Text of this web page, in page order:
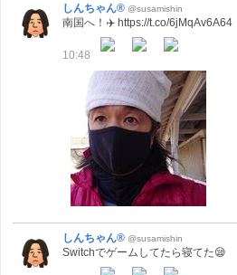
しんちゃん® @susamishin
南国へ！✈️ https://t.co/6jMqAv6A64
10:48
しんちゃん® @susamishin
Switchでゲームしてたら寝てた😪